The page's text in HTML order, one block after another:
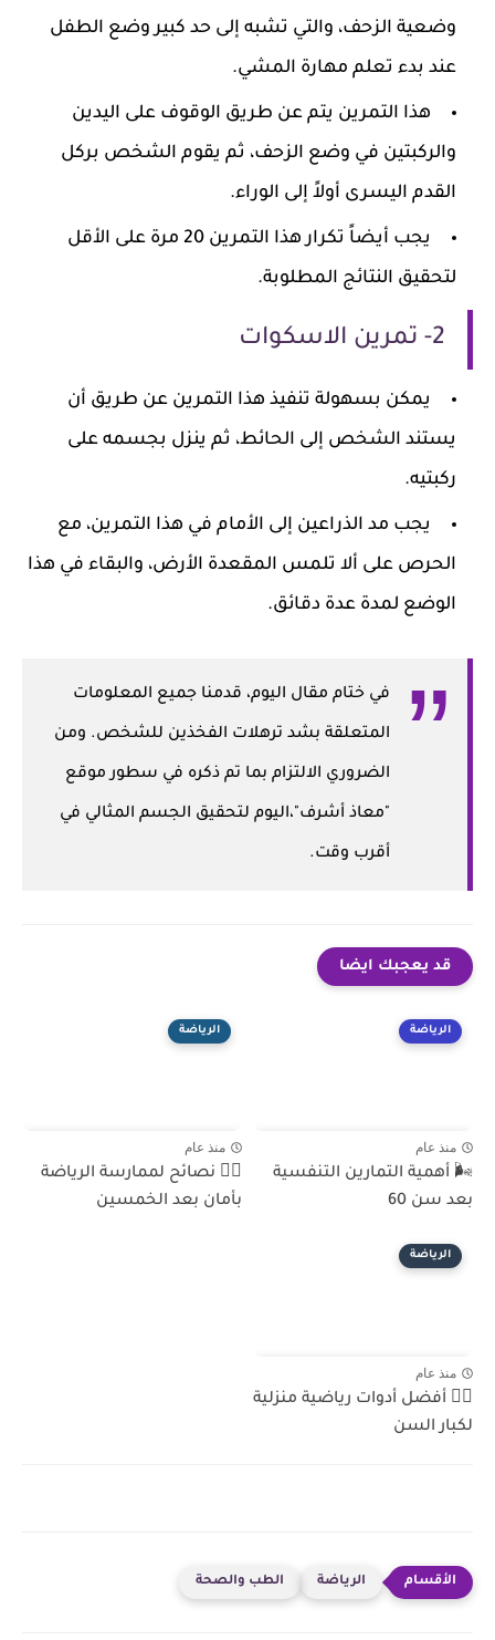
وضعية الزحف، والتي تشبه إلى حد كبير وضع الطفل
عند بدء تعلم مهارة المشي.
هذا التمرين يتم عن طريق الوقوف على اليدين
والركبتين في وضع الزحف، ثم يقوم الشخص بركل
القدم اليسرى أولاً إلى الوراء.
يجب أيضاً تكرار هذا التمرين 20 مرة على الأقل
لتحقيق النتائج المطلوبة.
2- تمرين الاسكوات
يمكن بسهولة تنفيذ هذا التمرين عن طريق أن
يستند الشخص إلى الحائط، ثم ينزل بجسمه على
ركبتيه.
يجب مد الذراعين إلى الأمام في هذا التمرين، مع
الحرص على ألا تلمس المقعدة الأرض، والبقاء في هذا
الوضع لمدة عدة دقائق.
في ختام مقال اليوم، قدمنا جميع المعلومات
المتعلقة بشد ترهلات الفخذين للشخص. ومن
الضروري الالتزام بما تم ذكره في سطور موقع
"معاذ أشرف"،اليوم لتحقيق الجسم المثالي في
أقرب وقت.
قد يعجبك ايضا
الرياضة
منذ عام
🌬️ أهمية التمارين التنفسية
بعد سن 60
الرياضة
منذ عام
🏃‍♂️ نصائح لممارسة الرياضة
بأمان بعد الخمسين
الرياضة
منذ عام
🏋️‍♂️ أفضل أدوات رياضية منزلية
لكبار السن
الرياضة الطب والصحة